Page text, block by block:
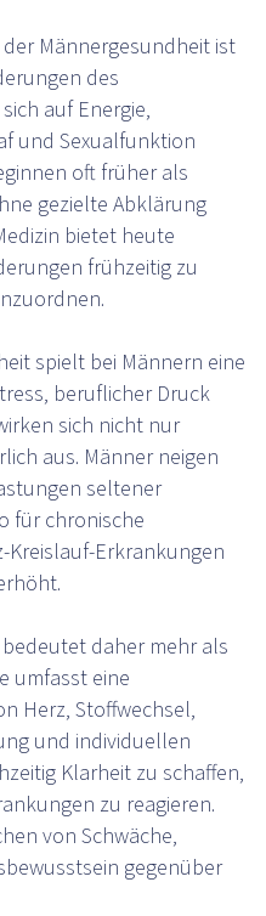
Männergesundheit ist
des
auf Energie,
und Sexualfunktion
oft früher als
gezielte Abklärung
bietet heute
frühzeitig zu
spielt bei Männern eine
beruflicher Druck
sich nicht nur
aus. Männer neigen
seltener
für chronische
Kreislauf-Erkrankungen
daher mehr als
umfasst eine
Herz, Stoffwechsel,
und individuellen
Klarheit zu schaffen,
zu reagieren.
von Schwäche,
gegenüber